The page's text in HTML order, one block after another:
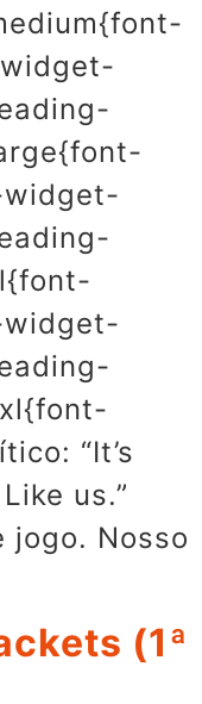
widget-
widget-
“It’s
us.”
Nosso
(1ª